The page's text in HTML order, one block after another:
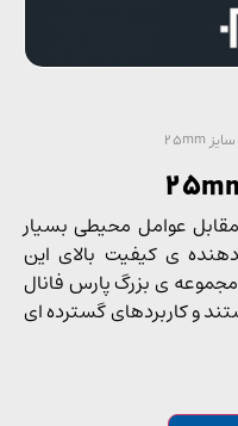
در مقابل عوامل محیطی بسیار
کیفیت بالای این
ی بزرگ پارس فانال
گسترده ای